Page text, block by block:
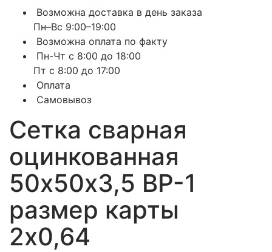
Возможна доставка в день заказа
Пн–Вс 9:00–19:00
Возможна оплата по факту
Пн-Чт с 8:00 до 18:00
Пт с 8:00 до 17:00
Оплата
Самовывоз
Сетка сварная
оцинкованная
50х50х3,5 ВР-1
размер карты
2х0,64